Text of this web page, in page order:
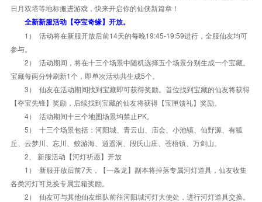
日月双塔等地标搬进游戏，快来开启你的仙侠新篇章！
全新新服活动【夺宝奇缘】开放。
1） 活动将在新服开放后前14天的每晚19:45-19:59进行，全服仙友均可
参与。
2） 活动期间，将在十三个场景中随机选择五个场景分别生成一个宝藏。
宝藏每两分钟刷新1个，即单次活动共生成5个。
3） 仙友在活动期间找到宝藏即可获得奖励。首位找到宝藏的仙友将获得
【夺宝先锋】奖励，后续找到宝藏的仙友将获得【宝匣馈礼】奖励。
4） 活动期间十三个地图场景均禁止PK。
5） 十三个场景包括：河阳城、青云山、庙会、小池镇、仙野源、有狐
丘、云梦川、忘川、鲛游海、逍遥涧、段氏山庄、苍梧镇、万剑山。
2、 新服活动【河灯祈愿】开放
1） 新服开放后前7天，【一条龙】副本将掉落专属河灯道具，仙友收集
各类河灯可兑换专属宝箱奖励。
2） 仙友可与其他仙友组队前往河阳城河灯大使处，进行河灯道具交换。